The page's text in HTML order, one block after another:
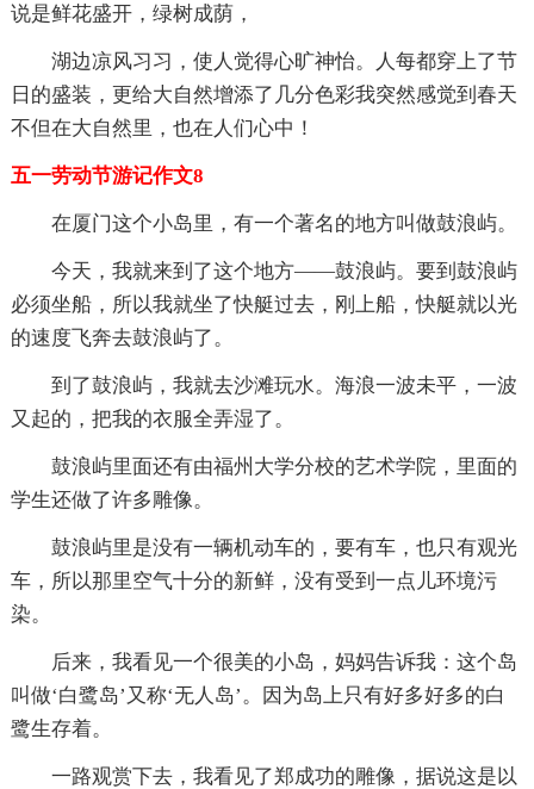
说是鲜花盛开，绿树成荫，
湖边凉风习习，使人觉得心旷神怡。人每都穿上了节
日的盛装，更给大自然增添了几分色彩我突然感觉到春天
不但在大自然里，也在人们心中！
五一劳动节游记作文8
在厦门这个小岛里，有一个著名的地方叫做鼓浪屿。
今天，我就来到了这个地方——鼓浪屿。要到鼓浪屿
必须坐船，所以我就坐了快艇过去，刚上船，快艇就以光
的速度飞奔去鼓浪屿了。
到了鼓浪屿，我就去沙滩玩水。海浪一波未平，一波
又起的，把我的衣服全弄湿了。
鼓浪屿里面还有由福州大学分校的艺术学院，里面的
学生还做了许多雕像。
鼓浪屿里是没有一辆机动车的，要有车，也只有观光
车，所以那里空气十分的新鲜，没有受到一点儿环境污
染。
后来，我看见一个很美的小岛，妈妈告诉我：这个岛
叫做‘白鹭岛’又称‘无人岛’。因为岛上只有好多好多的白
鹭生存着。
一路观赏下去，我看见了郑成功的雕像，据说这是以